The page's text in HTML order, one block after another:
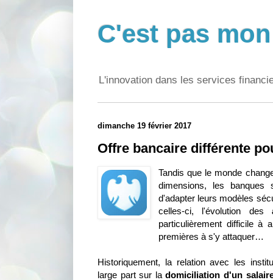
C'est pas
L'innovation dans les services
dimanche 19 février 2017
Offre bancaire différente
Tandis que le monde
dimensions, les banques
d'adapter leurs modèles
celles-ci, l'évolution des
particulièrement difficile à
premières à s'y attaquer…
Historiquement, la relation avec les
large part sur ladomiciliation d'un